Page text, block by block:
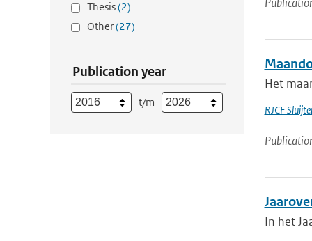
Thesis(2)
Other(27)
Publication year
t/m
Het
RJCF
In het